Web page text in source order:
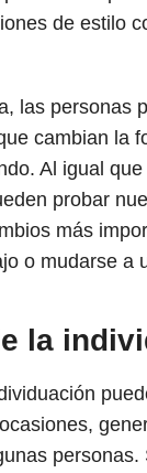
de estilo
las personas
cambian la
Al igual
probar
más
o mudarse a
la
personas.